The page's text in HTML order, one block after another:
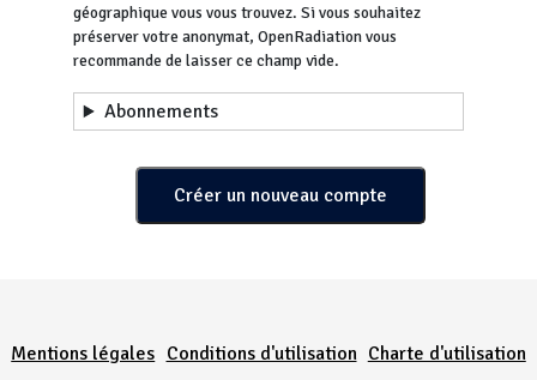
géographique vous vous trouvez. Si vous souhaitez
préserver votre anonymat, OpenRadiation vous
recommande de laisser ce champ vide.
Abonnements
Mentions légales Conditions d'utilisation Charte d'utilisation